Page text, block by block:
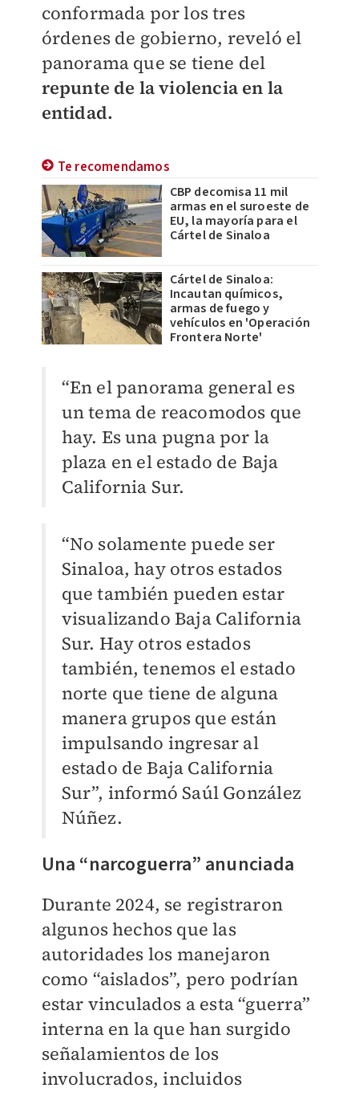
conformada por los tres
órdenes de gobierno, reveló el
panorama que se tiene del
repunte de la violencia en la
entidad.
Te recomendamos
CBP decomisa 11 mil
armas en el suroeste de
EU, la mayoría para el
Cártel de Sinaloa
Cártel de Sinaloa:
Incautan químicos,
armas de fuego y
vehículos en 'Operación
Frontera Norte'
“En el panorama general es
un tema de reacomodos que
hay. Es una pugna por la
plaza en el estado de Baja
California Sur.
“No solamente puede ser
Sinaloa, hay otros estados
que también pueden estar
visualizando Baja California
Sur. Hay otros estados
también, tenemos el estado
norte que tiene de alguna
manera grupos que están
impulsando ingresar al
estado de Baja California
Sur”, informó Saúl González
Núñez.
Una “narcoguerra” anunciada
Durante 2024, se registraron
algunos hechos que las
autoridades los manejaron
como “aislados”, pero podrían
estar vinculados a esta “guerra”
interna en la que han surgido
señalamientos de los
involucrados,incluidos